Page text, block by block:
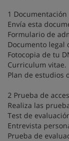
1 Documentación
Envía esta
Formulario de
Documento legal
Fotocopia de tu
Curriculum vitae.
Plan de estudios
2 Prueba de
Realiza las
Test de
Entrevista
Prueba de